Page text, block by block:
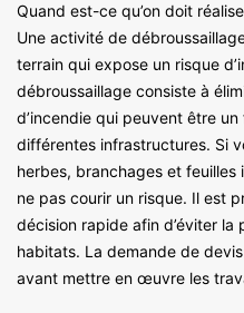
Quand est-ce qu’on doit
Une activité de
terrain qui expose un risque
débroussaillage consiste à
d’incendie qui peuvent être
différentes infrastructures. Si
herbes, branchages et
ne pas courir un risque. Il est
décision rapide afin d’éviter
habitats. La demande de
avant mettre en œuvre les